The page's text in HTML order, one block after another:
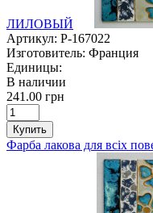
ЛИЛОВЫЙ
Артикул: P-167022
Изготовитель: Франция
Единицы:
В наличии
241.00 грн
Купить
Фарба лакова для всіх